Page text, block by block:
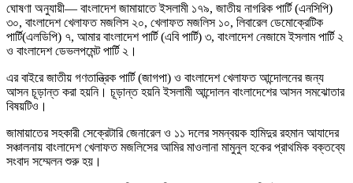
ঘোষণা অনুযায়ী— বাংলাদেশ জামায়াতে ইসলামী ১৭৯, জাতীয় নাগরিক পার্টি (এনসিপি)
৩০, বাংলাদেশ খেলাফত মজলিস ২০, খেলাফত মজলিস ১০, লিবারেল ডেমোক্রেটিক
পার্টি(এলডিপি) ৭, আমার বাংলাদেশ পার্টি (এবি পার্টি) ৩, বাংলাদেশ নেজামে ইসলাম পার্টি ২
ও বাংলাদেশ ডেভলপমেন্ট পার্টি ২।
এর বাইরে জাতীয় গণতান্ত্রিক পার্টি (জাগপা) ও বাংলাদেশ খেলাফত আন্দোলনের জন্য
আসন চূড়ান্ত করা হয়নি। চূড়ান্ত হয়নি ইসলামী আন্দোলন বাংলাদেশের আসন সমঝোতার
বিষয়টিও।
জামায়াতের সহকারী সেক্রেটারি জেনারেল ও ১১ দলের সমন্বয়ক হামিদুর রহমান আযাদের
সঞ্চালনায় বাংলাদেশ খেলাফত মজলিসের আমির মাওলানা মামুনুল হকের প্রাথমিক বক্তব্যে
সংবাদ সম্মেলন শুরু হয়।